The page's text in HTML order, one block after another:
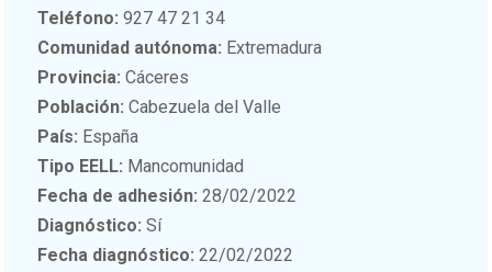
Teléfono: 927 47 21 34
Comunidad autónoma: Extremadura
Provincia: Cáceres
Población: Cabezuela del Valle
País: España
Tipo EELL: Mancomunidad
Fecha de adhesión: 28/02/2022
Diagnóstico: Sí
Fecha diagnóstico: 22/02/2022